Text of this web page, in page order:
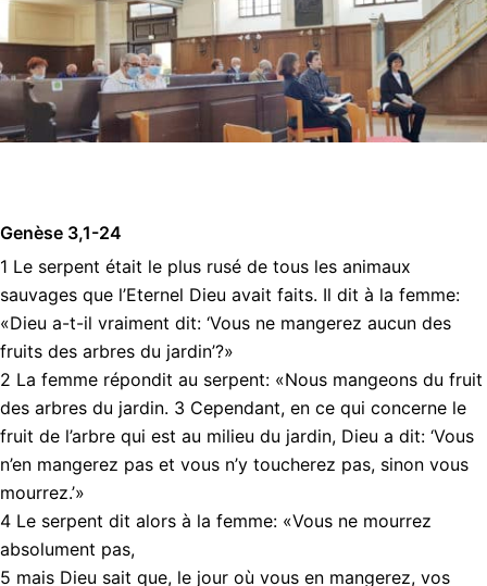
Genèse 3,1-24
1 Le serpent était le plus rusé de tous les animaux
sauvages que l’Eternel Dieu avait faits. Il dit à la femme:
«Dieu a-t-il vraiment dit: ‘Vous ne mangerez aucun des
fruits des arbres du jardin’?»
2 La femme répondit au serpent: «Nous mangeons du fruit
des arbres du jardin. 3 Cependant, en ce qui concerne le
fruit de l’arbre qui est au milieu du jardin, Dieu a dit: ‘Vous
n’en mangerez pas et vous n’y toucherez pas, sinon vous
mourrez.’»
4 Le serpent dit alors à la femme: «Vous ne mourrez
absolument pas,
5 mais Dieu sait que, le jour où vous en mangerez, vos